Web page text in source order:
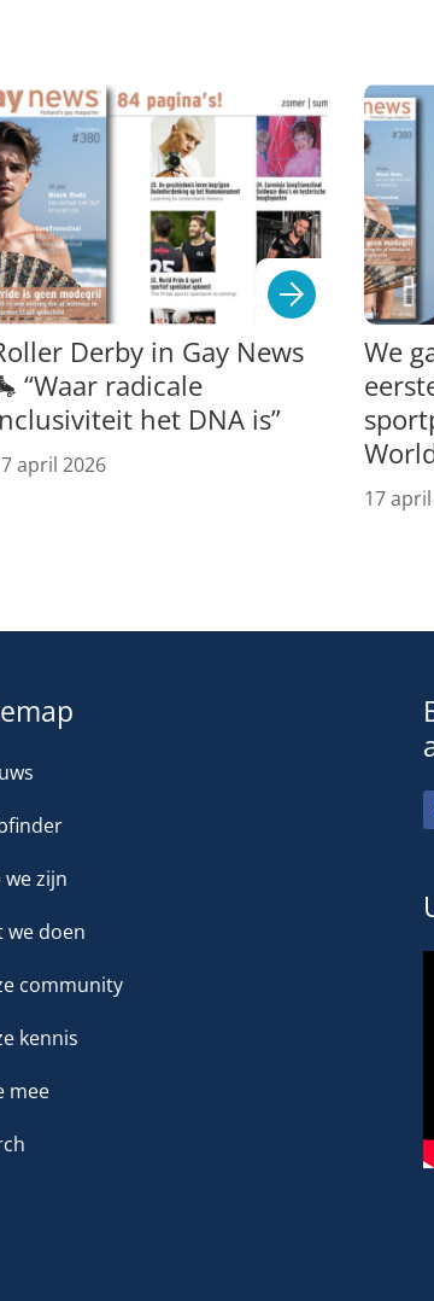
Derby in Gay News
“Waar radicale
het DNA is”
april 2026
We
17
we zijn
we doen
community
kennis
mee